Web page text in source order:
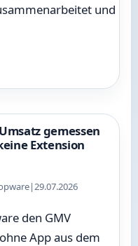
und
gemessen
Extension
|29.07.2026
den GMV
App aus dem